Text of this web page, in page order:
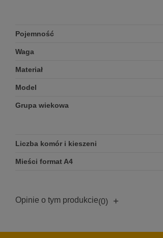
Pojemność
Waga
Materiał
Model
Grupa wiekowa
Liczba komór i kieszeni
Mieści format A4
Opinie o tym produkcie(0) +